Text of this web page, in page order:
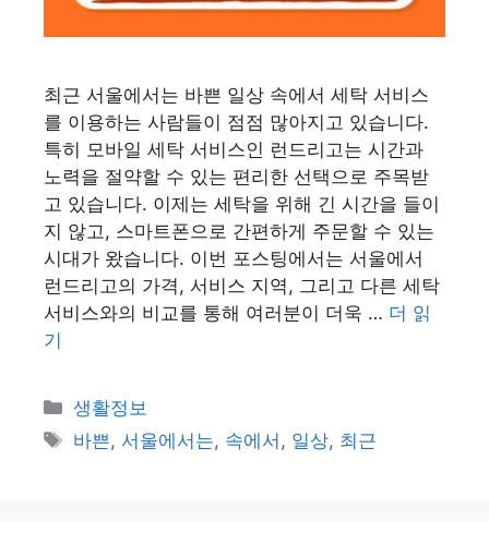
최근 서울에서는 바쁜 일상 속에서 세탁 서비스
를 이용하는 사람들이 점점 많아지고 있습니다.
특히 모바일 세탁 서비스인 런드리고는 시간과
노력을 절약할 수 있는 편리한 선택으로 주목받
고 있습니다. 이제는 세탁을 위해 긴 시간을 들이
지 않고, 스마트폰으로 간편하게 주문할 수 있는
시대가 왔습니다. 이번 포스팅에서는 서울에서
런드리고의 가격, 서비스 지역, 그리고 다른 세탁
서비스와의 비교를 통해 여러분이 더욱 … 더 읽
기
카
테
생활정보
태
바쁜, 서울에서는, 속에서 , 일상, 최근